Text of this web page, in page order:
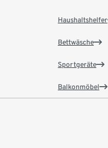
Haushaltshelfer
Bettwäsche
Sportgeräte
Balkonmöbel